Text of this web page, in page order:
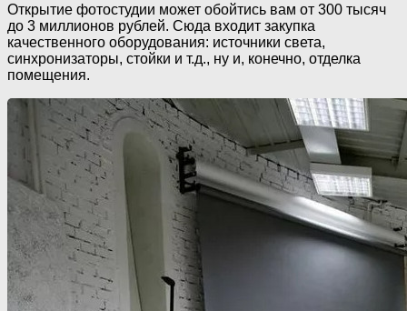
Открытие фотостудии может обойтись вам от 300 тысяч
до 3 миллионов рублей. Сюда входит закупка
качественного оборудования: источники света,
синхронизаторы, стойки и т.д., ну и, конечно, отделка
помещения.